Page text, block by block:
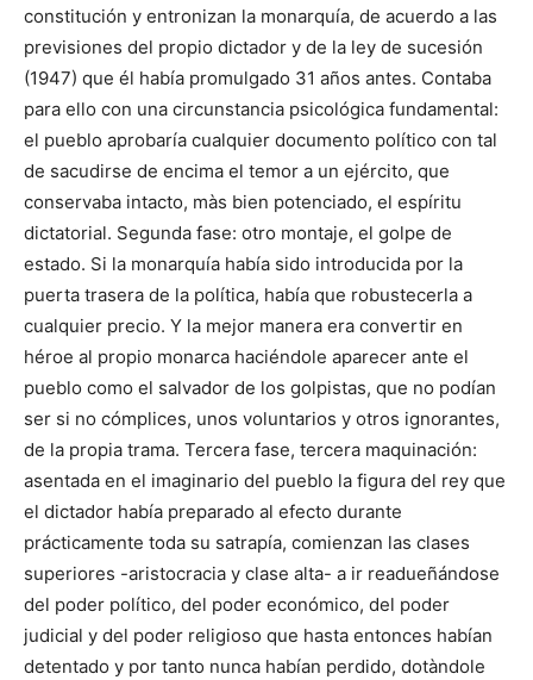
constitución y entronizan la monar­quía, de acuerdo a las
previsiones del propio dictador y de la ley de sucesión
(1947) que él había promulgado 31 años antes. Contaba
para ello con una circunstancia psicológica fun­damental:
el pueblo apro­baría cualquier documento político con tal
de sacudirse de encima el temor a un ejército, que
conser­vaba intacto, màs bien poten­ciado, el espíritu
dictatorial. Segunda fase: otro montaje, el golpe de
estado. Si la monarquía había sido introducida por la
puerta tras­era de la política, había que robustecerla a
cualquier precio. Y la mejor manera era con­vertir en
héroe al propio monarca hacién­dole aparecer ante el
pueblo como el salvador de los golpistas, que no podían
ser si no cómplices, unos voluntarios y otros igno­rantes,
de la propia trama. Tercera fase, tercera maquinación:
asen­tada en el imagina­rio del pueblo la figura del rey que
el dicta­dor había pre­parado al efecto durante
prácticamente toda su sa­trapía, co­mienzan las clases
superiores -aristocracia y clase alta- a ir re­adueñándose
del poder político, del poder económico, del po­der
judicial y del poder religioso que hasta entonces habían
de­ten­tado y por tanto nunca habían perdido, dotàndole